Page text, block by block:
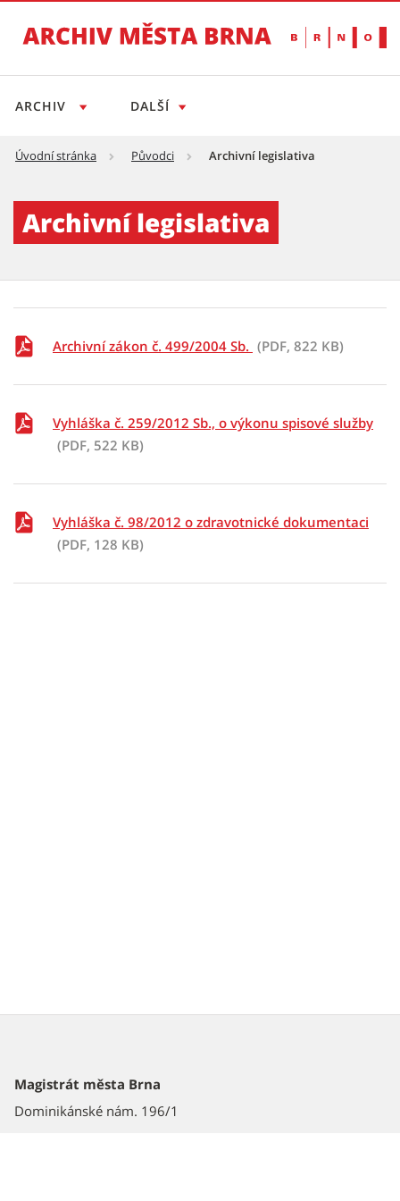
ARCHIV DALŠÍ
Úvodní stránka Původci Archivní legislativa
Archivní legislativa
Archivní zákon č. 499/2004 Sb. (PDF, 822 KB)
Vyhláška č. 259/2012 Sb., o výkonu spisové služby
(PDF, 522 KB)
Vyhláška č. 98/2012 o zdravotnické dokumentaci
(PDF, 128 KB)
Magistrát města Brna
Dominikánské nám. 196/1